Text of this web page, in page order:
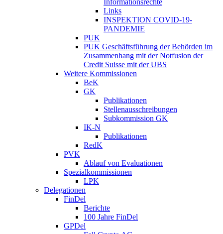
Informationsrechte
Links
INSPEKTION COVID-19-
PANDEMIE
PUK
PUK Geschäftsführung der Behörden im
Zusammenhang mit der Notfusion der
Credit Suisse mit der UBS
Weitere Kommissionen
BeK
GK
Publikationen
Stellenausschreibungen
Subkommission GK
IK-N
Publikationen
RedK
PVK
Ablauf von Evaluationen
Spezialkommissionen
LPK
Delegationen
FinDel
Berichte
100 Jahre FinDel
GPDel